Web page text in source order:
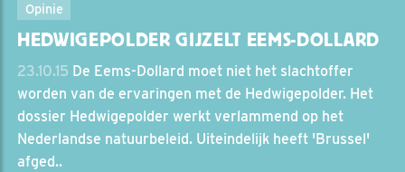
Opinie
HEDWIGEPOLDER GIJZELT EEMS-DOLLARD
23.10.15 De Eems-Dollard moet niet het slachtoffer
worden van de ervaringen met de Hedwigepolder. Het
dossier Hedwigepolder werkt verlammend op het
Nederlandse natuurbeleid. Uiteindelijk heeft 'Brussel'
afged..